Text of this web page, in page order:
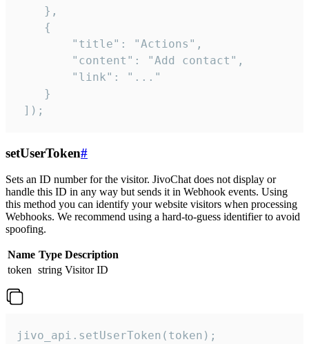
    },
    {
        "title": "Actions",
        "content": "Add contact",
        "link": "..."
    }
]);
setUserToken#
Sets an ID number for the visitor. JivoChat does not display or
handle this ID in any way but sends it in Webhook events. Using
this method you can identify your website visitors when processing
Webhooks. We recommend using a hard-to-guess identifier to avoid
spoofing.
Name Type Description
token string Visitor ID
jivo_api.setUserToken(token);